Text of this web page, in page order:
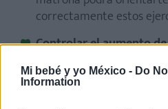
Mi bebé y yo México - Do
Information
correctamente estos
Controlar el aumento
embarazo
: un aumento
repercute en la